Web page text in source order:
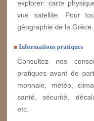
explorer: carte
vue satellite. Pour
géographie de la Grèce.
Informations pratiques
Consultez nos
pratiques avant de
monnaie, météo,
santé, sécurité,
etc.